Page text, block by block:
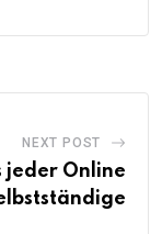
NEXT POST
jeder Online